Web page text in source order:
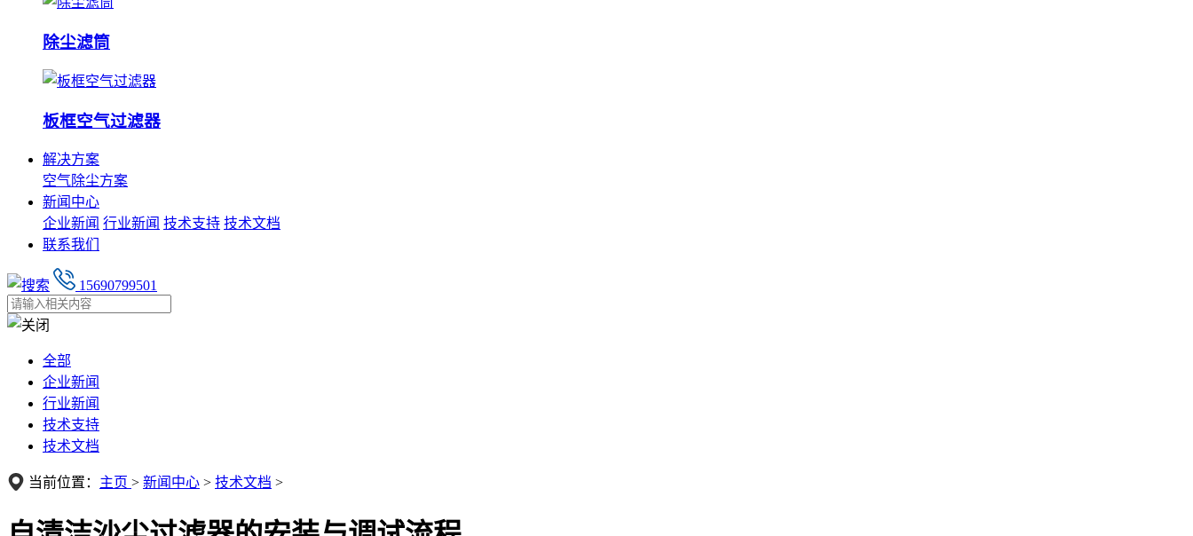
除尘滤筒
板框空气过滤器
解决方案
空气除尘方案
新闻中心
企业新闻 行业新闻 技术支持 技术文档
联系我们
15690799501
全部
企业新闻
行业新闻
技术支持
技术文档
当前位置： 主页 > 新闻中心 > 技术文档 >